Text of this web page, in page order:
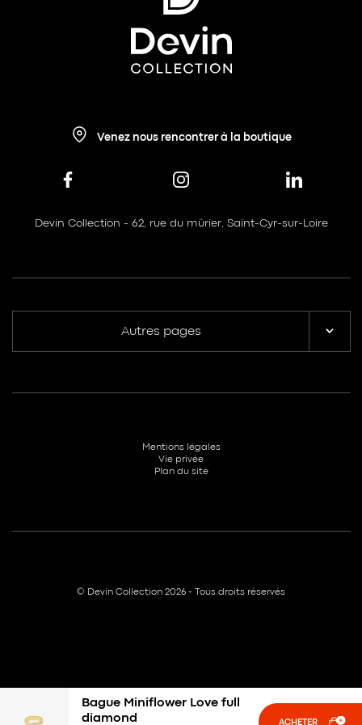
Bague Miniflower Love full
diamond
ACHETER
Venez nous rencontrer à la boutique
Devin Collection - 62, rue du mûrier, Saint-Cyr-sur-Loire
Autres pages
© Devin Collection 2026 - Tous droits réservés
Mentions légales
Vie privée
Plan du site